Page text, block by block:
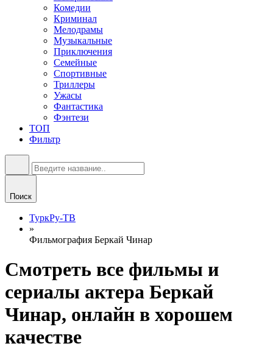
Комедии
Криминал
Мелодрамы
Музыкальные
Приключения
Семейные
Спортивные
Триллеры
Ужасы
Фантастика
Фэнтези
ТОП
Фильтр
Поиск
ТуркРу-ТВ
»
Фильмография Беркай Чинар
Смотреть все фильмы и
сериалы актера Беркай
Чинар, онлайн в хорошем
качестве